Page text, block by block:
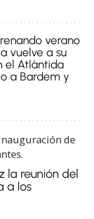
verano
vuelve a su
el Atlàntida
a Bardem y
la reunión del
a los